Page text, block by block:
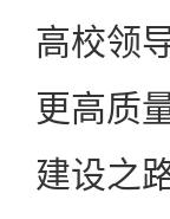
高校领
更高质
建设之路